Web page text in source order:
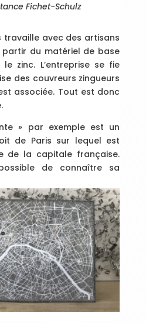
Fichet-Schulz
travaille avec des artisans
du matériel de base
zinc. L’entreprise se fie
des couvreurs zingueurs
associée. Tout est donc
» par exemple est un
de Paris sur lequel est
de la capitale française.
de connaître sa